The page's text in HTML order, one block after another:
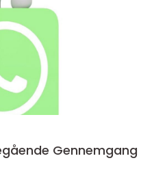
Gennemgang